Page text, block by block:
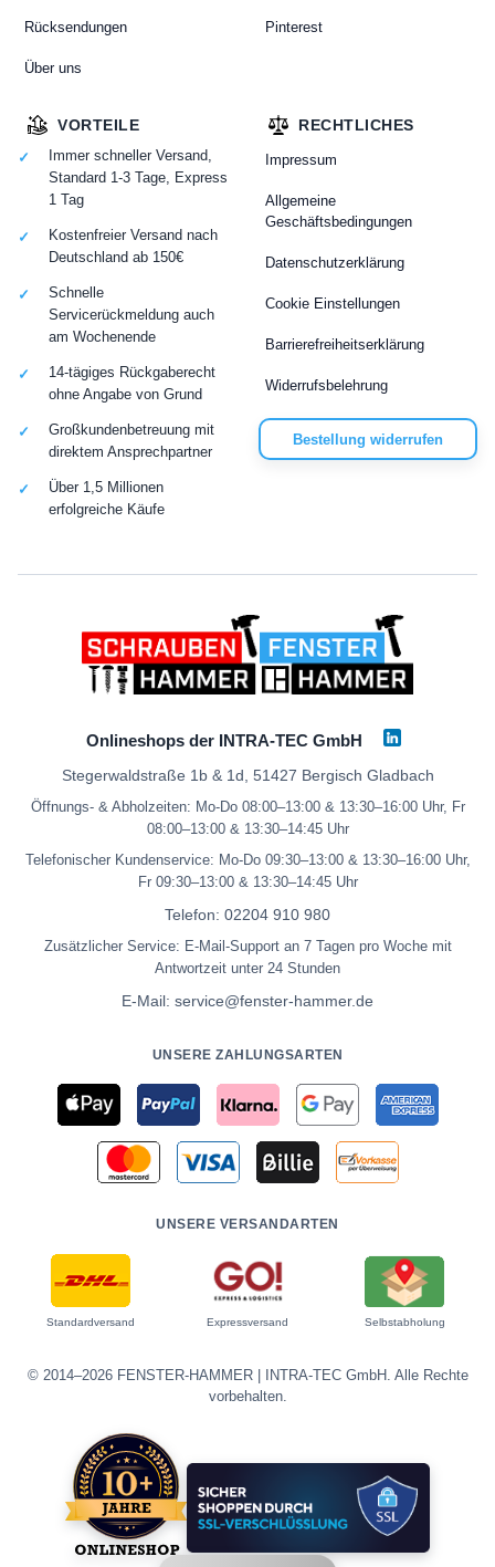
Rücksendungen
Über uns
Pinterest
RECHTLICHES
Impressum
Allgemeine
Geschäftsbedingungen
Datenschutzerklärung
Cookie Einstellungen
Barrierefreiheitserklärung
Widerrufsbelehrung
Bestellung widerrufen
VORTEILE
Immer schneller Versand,
Standard 1-3 Tage, Express
1 Tag
Kostenfreier Versand nach
Deutschland ab 150€
Schnelle
Servicerückmeldung auch
am Wochenende
14-tägiges Rückgaberecht
ohne Angabe von Grund
Großkundenbetreuung mit
direktem Ansprechpartner
Über 1,5 Millionen
erfolgreiche Käufe
Onlineshops der INTRA-TEC GmbH
Stegerwaldstraße 1b & 1d, 51427 Bergisch Gladbach
Öffnungs- & Abholzeiten: Mo-Do 08:00–13:00 & 13:30–16:00 Uhr, Fr
08:00–13:00 & 13:30–14:45 Uhr
Telefonischer Kundenservice: Mo-Do 09:30–13:00 & 13:30–16:00 Uhr,
Fr 09:30–13:00 & 13:30–14:45 Uhr
Telefon: 02204 910 980
Zusätzlicher Service: E-Mail-Support an 7 Tagen pro Woche mit
Antwortzeit unter 24 Stunden
E-Mail: service@fenster-hammer.de
UNSERE ZAHLUNGSARTEN
UNSERE VERSANDARTEN
Standardversand Expressversand Selbstabholung
© 2014–2026 FENSTER-HAMMER | INTRA-TEC GmbH. Alle Rechte
vorbehalten.